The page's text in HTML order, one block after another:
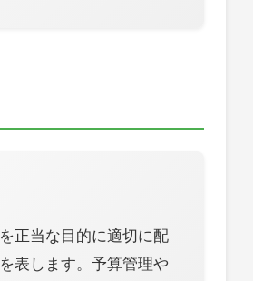
正当な目的に適切に配
表します。予算管理や